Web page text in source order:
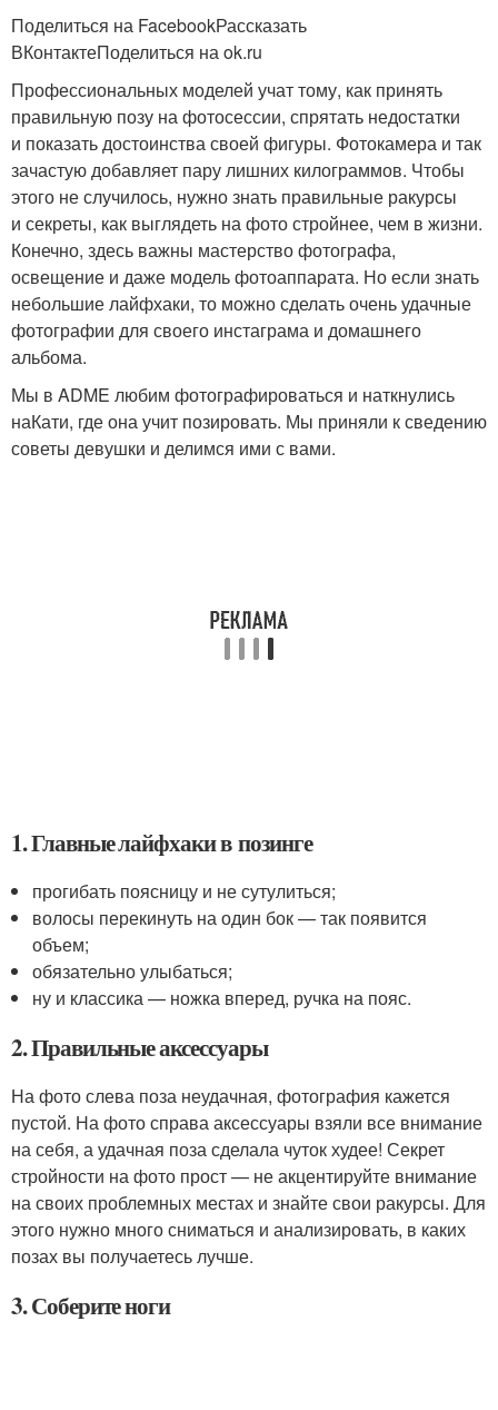
Поделиться на FacebookРассказать
ВКонтактеПоделиться на ok.ru
Профессиональных моделей учат тому, как принять
правильную позу на фотосессии, спрятать недостатки
и показать достоинства своей фигуры. Фотокамера и так
зачастую добавляет пару лишних килограммов. Чтобы
этого не случилось, нужно знать правильные ракурсы
и секреты, как выглядеть на фото стройнее, чем в жизни.
Конечно, здесь важны мастерство фотографа,
освещение и даже модель фотоаппарата. Но если знать
небольшие лайфхаки, то можно сделать очень удачные
фотографии для своего инстаграма и домашнего
альбома.
Мы в ADME любим фотографироваться и наткнулись
наКати, где она учит позировать. Мы приняли к сведению
советы девушки и делимся ими с вами.
1. Главные лайфхаки в позинге
прогибать поясницу и не сутулиться;
волосы перекинуть на один бок — так появится
объем;
обязательно улыбаться;
ну и классика — ножка вперед, ручка на пояс.
2. Правильные аксессуары
На фото слева поза неудачная, фотография кажется
пустой. На фото справа аксессуары взяли все внимание
на себя, а удачная поза сделала чуток худее! Секрет
стройности на фото прост — не акцентируйте внимание
на своих проблемных местах и знайте свои ракурсы. Для
этого нужно много сниматься и анализировать, в каких
позах вы получаетесь лучше.
3. Соберите ноги